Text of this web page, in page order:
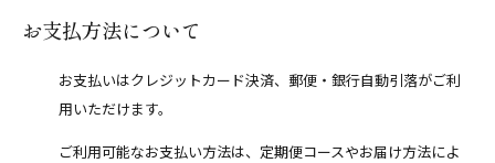
お支払方法について
お支払いはクレジットカード決済、郵便・銀行自動引落がご利
用いただけます。
ご利用可能なお支払い方法は、定期便コースやお届け方法によ